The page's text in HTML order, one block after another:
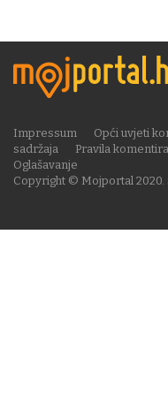
Copyright © Mojportal 2020.
Impressum Opći uvjeti
sadržaja
Pravila
Oglašavanje